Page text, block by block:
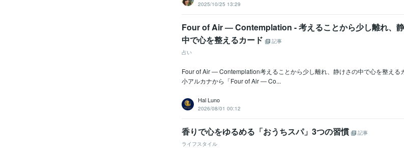
2025/10/25 13:29
Four of Air ― Contemplation - 考えることから少し離れ、
中で心を整えるカード
記事
占い
Four of Air ― Contemplation考えることから少し離れ、静けさの中で心を整える
小アルカナから「Four of Air ― Co...
Hal Luno
2026/08/01 00:12
香りで心をゆるめる「おうちスパ」3つの習慣
記事
ライフスタイル